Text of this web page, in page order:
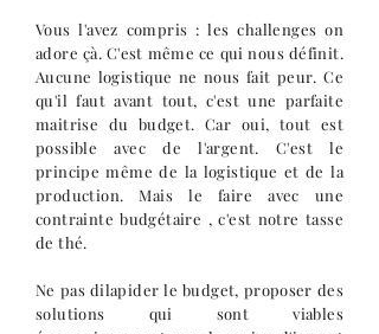
Vous l'avez compris : les challenges on
adore çà. C'est même ce qui nous définit.
Aucune logistique ne nous fait peur. Ce
qu'il faut avant tout, c'est une parfaite
maitrise du budget. Car oui, tout est
possible avec de l'argent. C'est le
principe même de la logistique et de la
production. Mais le faire avec une
contrainte budgétaire , c'est notre tasse
de thé.
Ne pas dilapider le budget, proposer des
solutions qui sont viables